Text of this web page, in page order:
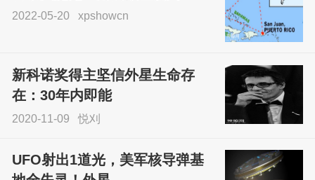
sskfn
2022-05-20 xpshowcn
新科诺奖得主坚信外星生命存
在：30年内即能
2020-11-09 悦刈
UFO射出1道光，美军核导弹基